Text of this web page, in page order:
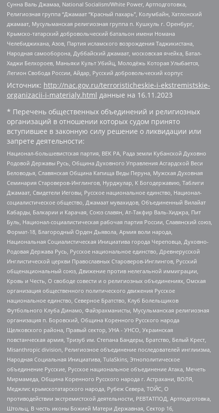
Сунна Валь Джамаа, National Socialism/White Power, Артподготовка,
Религиозная группа “Джамаат “Красный пахарь”, Колумбайн, Хатлонский
джамаат, Мусульманская религиозная группа п. Кушкуль г. Оренбург,
Крымско-татарский добровольческий батальон имени Номана
Челебиджихана, Азов, Партия исламского возрождения Таджикистана,
Народная самооборона, Дуббайский джамаат, московская ячейка, Батал-
Хаджи Белхороев, Маньяки Культ Убийц, Молодёжь Которая Улыбается,
Легион Свобода России, Айдар, Русский добровольческий корпус
Источник: http://nac.gov.ru/terroristicheskie-i-ekstremistskie-
organizacii-i-materialy.html данные на 16.11.2023
* Перечень общественных объединений и религиозных
организаций в отношении которых судом принято
вступившее в законную силу решение о ликвидации или
запрете деятельности:
Национал-большевистская партия, ВЕК РА, Рада земли Кубанской Духовно
Родовой Державы Русь, Община Духовного Управления Асгардской Веси
Беловодья, Славянская Община Капища Веды Перуна, Мужская Духовная
Семинария Староверов-Инглингов, Нурджулар, К Богодержавию, Таблиги
Джамаат, Свидетели Иеговы, Русское национальное единство, Национал-
социалистическое общество, Джамаат мувахидов, Объединенный Вилайат
Кабарды, Балкарии и Карачая, Союз славян, Ат-Такфир Валь-Хиджра, Пит
Буль, Национал-социалистическая рабочая партия России, Славянский союз,
Формат-18, Благородный Орден Дьявола, Армия воли народа,
Национальная Социалистическая Инициатива города Череповца, Духовно-
Родовая Держава Русь, Русское национальное единство, Древнерусской
Инглистической церкви Православных Староверов-Инглингов, Русский
общенациональный союз, Движение против нелегальной иммиграции,
Кровь и Честь, О свободе совести и о религиозных объединениях, Омская
организация общественного политического движения Русское
национальное единство, Северное Братство, Клуб Болельщиков
Футбольного Клуба Динамо, Файзрахманисты, Мусульманская религиозная
организация п. Боровский, Община Коренного Русского народа
Щелковского района, Правый сектор, УНА - УНСО, Украинская
повстанческая армия, Тризуб им. Степана Бандеры, Братство, Белый Крест,
Misanthropic division, Религиозное объединение последователей инглиизма,
Народная Социальная Инициатива, TulaSkins, Этнополитическое
объединение Русские, Русское национальное объединение Атака, Мечеть
Мирмамеда, Община Коренного Русского народа г. Астрахани, ВОЛЯ,
Меджлис крымскотатарского народа, Рубеж Севера, ТОЙС, О
противодействии экстремистской деятельности, РЕВТАТПОД, Артподготовка,
Штольц, В честь иконы Божией Матери Державная, Сектор 16,